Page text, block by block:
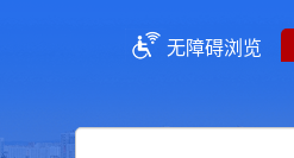
无障碍浏览